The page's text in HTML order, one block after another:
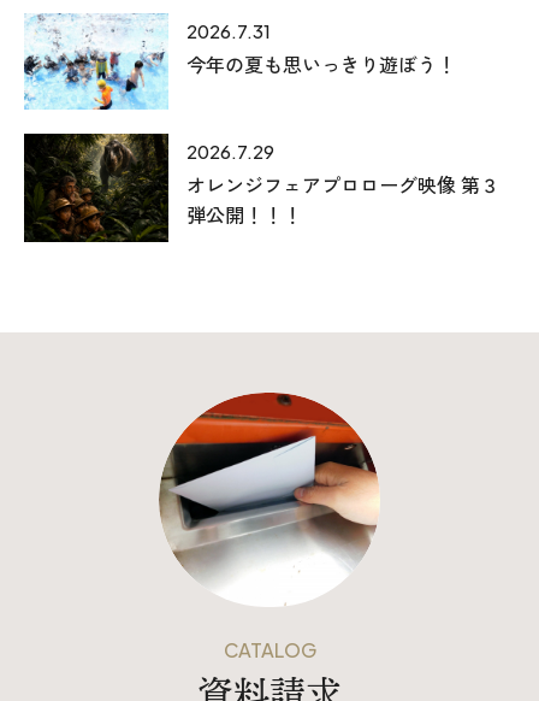
2026.7.31
今年の夏も思いっきり遊ぼう！
2026.7.29
オレンジフェアプロローグ映像 第３
弾公開！！！
CATALOG